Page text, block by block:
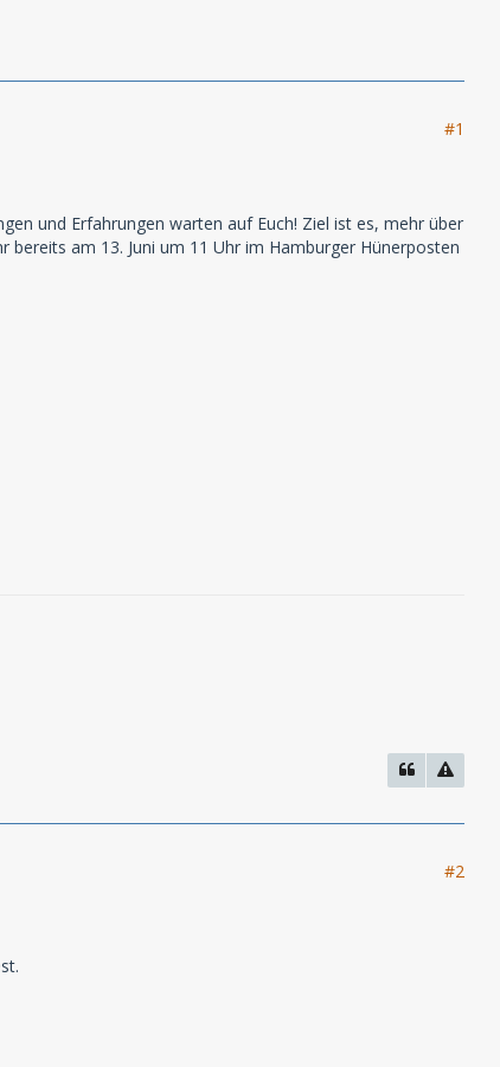
#1
und Erfahrungen warten auf Euch! Ziel ist es, mehr über
am 13. Juni um 11 Uhr im Hamburger Hünerposten
#2